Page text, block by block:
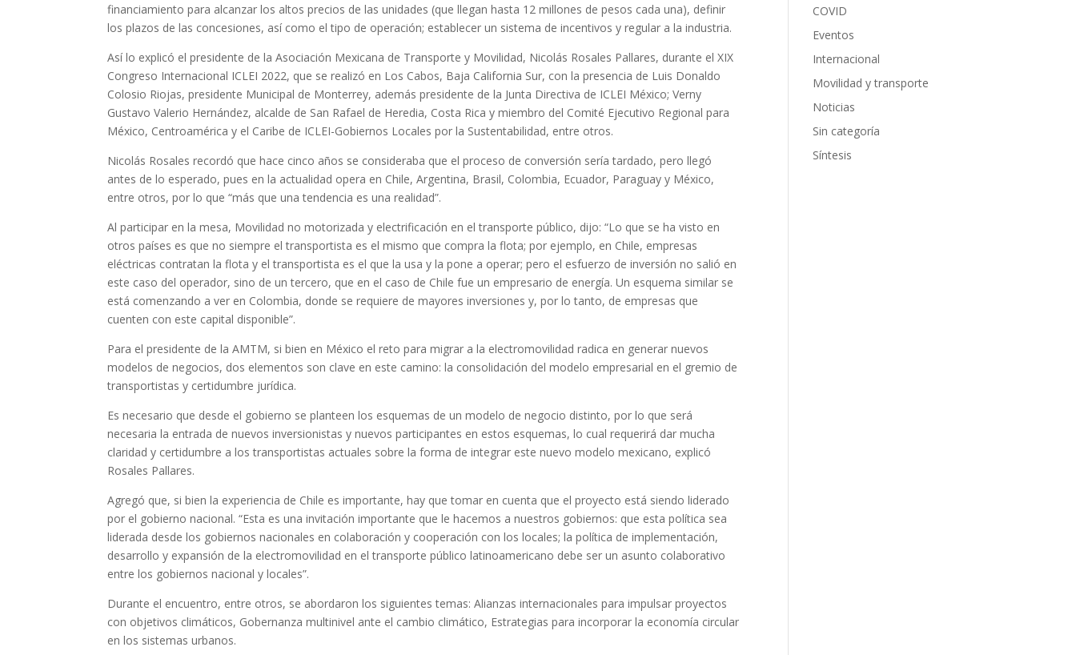
financiamiento para alcanzar los altos precios de las unidades (que llegan hasta 12 millones de pesos cada una), definir
los plazos de las concesiones, así como el tipo de operación; establecer un sistema de incentivos y regular a la industria.
Así lo explicó el presidente de la Asociación Mexicana de Transporte y Movilidad, Nicolás Rosales Pallares, durante el XIX
Congreso Internacional ICLEI 2022, que se realizó en Los Cabos, Baja California Sur, con la presencia de Luis Donaldo
Colosio Riojas, presidente Municipal de Monterrey, además presidente de la Junta Directiva de ICLEI México; Verny
Gustavo Valerio Hernández, alcalde de San Rafael de Heredia, Costa Rica y miembro del Comité Ejecutivo Regional para
México, Centroamérica y el Caribe de ICLEI-Gobiernos Locales por la Sustentabilidad, entre otros.
Nicolás Rosales recordó que hace cinco años se consideraba que el proceso de conversión sería tardado, pero llegó
antes de lo esperado, pues en la actualidad opera en Chile, Argentina, Brasil, Colombia, Ecuador, Paraguay y México,
entre otros, por lo que “más que una tendencia es una realidad”.
Al participar en la mesa, Movilidad no motorizada y electrificación en el transporte público, dijo: “Lo que se ha visto en
otros países es que no siempre el transportista es el mismo que compra la flota; por ejemplo, en Chile, empresas
eléctricas contratan la flota y el transportista es el que la usa y la pone a operar; pero el esfuerzo de inversión no salió en
este caso del operador, sino de un tercero, que en el caso de Chile fue un empresario de energía. Un esquema similar se
está comenzando a ver en Colombia, donde se requiere de mayores inversiones y, por lo tanto, de empresas que
cuenten con este capital disponible”.
Para el presidente de la AMTM, si bien en México el reto para migrar a la electromovilidad radica en generar nuevos
modelos de negocios, dos elementos son clave en este camino: la consolidación del modelo empresarial en el gremio de
transportistas y certidumbre jurídica.
Es necesario que desde el gobierno se planteen los esquemas de un modelo de negocio distinto, por lo que será
necesaria la entrada de nuevos inversionistas y nuevos participantes en estos esquemas, lo cual requerirá dar mucha
claridad y certidumbre a los transportistas actuales sobre la forma de integrar este nuevo modelo mexicano, explicó
Rosales Pallares.
Agregó que, si bien la experiencia de Chile es importante, hay que tomar en cuenta que el proyecto está siendo liderado
por el gobierno nacional. “Esta es una invitación importante que le hacemos a nuestros gobiernos: que esta política sea
liderada desde los gobiernos nacionales en colaboración y cooperación con los locales; la política de implementación,
desarrollo y expansión de la electromovilidad en el transporte público latinoamericano debe ser un asunto colaborativo
entre los gobiernos nacional y locales”.
Durante el encuentro, entre otros, se abordaron los siguientes temas: Alianzas internacionales para impulsar proyectos
con objetivos climáticos, Gobernanza multinivel ante el cambio climático, Estrategias para incorporar la economía circular
en los sistemas urbanos.
COVID
Eventos
Internacional
Movilidad y transporte
Noticias
Sin categoría
Síntesis